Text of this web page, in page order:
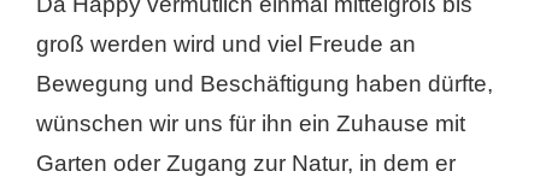
groß werden wird und viel Freude an
Bewegung und Beschäftigung haben dürfte,
wünschen wir uns für ihn ein Zuhause mit
Garten oder Zugang zur Natur, in dem er